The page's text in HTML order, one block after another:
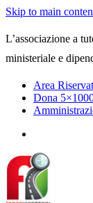
Skip to main
L’associazione a
ministeriale e
Area
Dona